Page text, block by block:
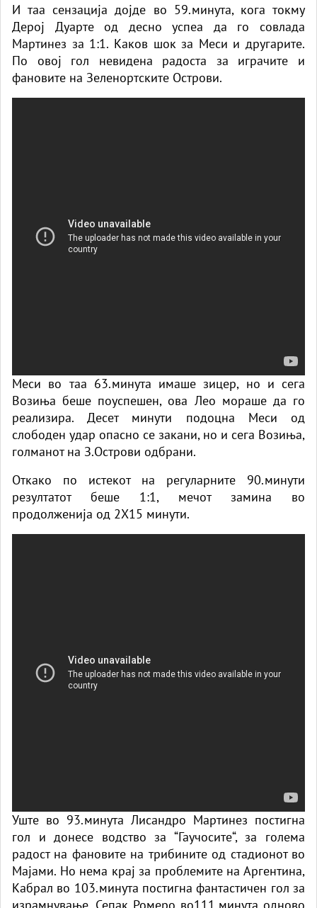
И таа сензација дојде во 59.минута, кога токму
Дерој Дуарте од десно успеа да го совлада
Мартинез за 1:1. Каков шок за Меси и другарите.
По овој гол невидена радоста за играчите и
фановите на Зеленортските Острови.
Меси во таа 63.минута имаше зицер, но и сега
Возиња беше поуспешен, ова Лео мораше да го
реализира. Десет минути подоцна Меси од
слободен удар опасно се закани, но и сега Возиња,
голманот на З.Острови одбрани.
Откако по истекот на регуларните 90.минути
резултатот беше 1:1, мечот замина во
продолженија од 2Х15 минути.
Уште во 93.минута Лисандро Мартинез постигна
гол и донесе водство за “Гаучосите“, за голема
радост на фановите на трибините од стадионот во
Мајами. Но нема крај за проблемите на Аргентина,
Кабрал во 103.минута постигна фантастичен гол за
израмнување. Сепак Ромеро во111.минута одново